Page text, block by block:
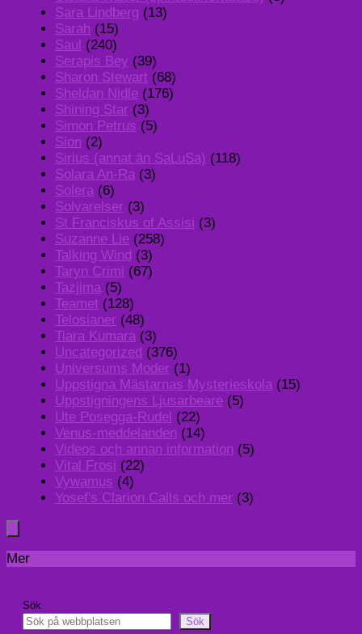
Sara Lindberg (13)
Sarah (15)
Saul (240)
Serapis Bey (39)
Sharon Stewart (68)
Sheldan Nidle (176)
Shining Star (3)
Simon Petrus (5)
Sion (2)
Sirius (annat än SaLuSa) (118)
Solara An-Ra (3)
Solera (6)
Solvarelser (3)
St Franciskus of Assisi (3)
Suzanne Lie (258)
Talking Wind (3)
Taryn Crimi (67)
Tazjima (5)
Teamet (128)
Telosianer (48)
Tiara Kumara (3)
Uncategorized (376)
Universums Moder (1)
Uppstigna Mästarnas Mysterieskola (15)
Uppstigningens Ljusarbeare (5)
Ute Posegga-Rudel (22)
Venus-meddelanden (14)
Videos och annan information (5)
Vital Frosi (22)
Vywamus (4)
Yosef's Clarion Calls och mer (3)
Mer
Sök
Sök